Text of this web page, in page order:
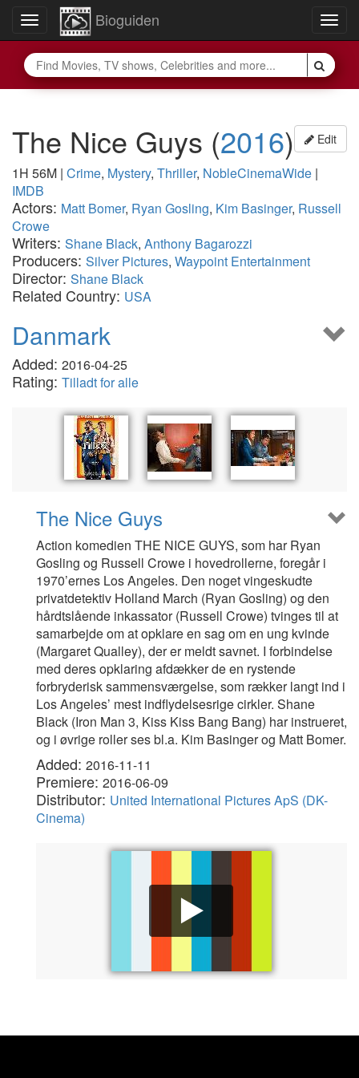
Toggle
navigation
Bioguiden
Edit
The Nice Guys (2016)
1H 56M | Crime, Mystery, Thriller, NobleCinemaWide |
IMDB
Actors: Matt Bomer, Ryan Gosling, Kim Basinger, Russell
Crowe
Writers: Shane Black, Anthony Bagarozzi
Producers: Silver Pictures, Waypoint Entertainment
Director: Shane Black
Related Country: USA
Danmark
Added: 2016-04-25
Rating: Tilladt for alle
The Nice Guys
Action komedien THE NICE GUYS, som har Ryan
Gosling og Russell Crowe i hovedrollerne, foregår i
1970’ernes Los Angeles. Den noget vingeskudte
privatdetektiv Holland March (Ryan Gosling) og den
hårdtslående inkassator (Russell Crowe) tvinges til at
samarbejde om at opklare en sag om en ung kvinde
(Margaret Qualley), der er meldt savnet. I forbindelse
med deres opklaring afdækker de en rystende
forbryderisk sammensværgelse, som rækker langt ind i
Los Angeles’ mest indflydelsesrige cirkler. Shane
Black (Iron Man 3, Kiss Kiss Bang Bang) har instrueret,
og i øvrige roller ses bl.a. Kim Basinger og Matt Bomer.
Added: 2016-11-11
Premiere: 2016-06-09
Distributor: United International Pictures ApS (DK-
Cinema)